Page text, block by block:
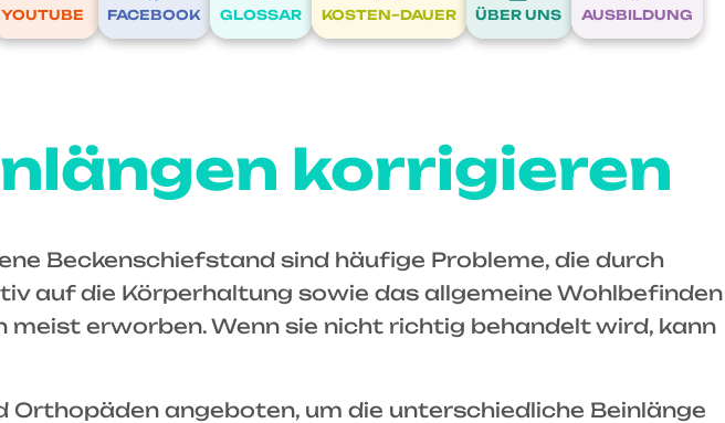
YOUTUBE FACEBOOK GLOSSAR KOSTEN–DAUER ÜBER UNS AUSBILDUNG
korrigieren
Beckenschiefstand sind häufige Probleme, die durch
auf die Körperhaltung sowie das allgemeine Wohlbefinden
erworben. Wenn sie nicht richtig behandelt wird, kann
angeboten, um die unterschiedliche Beinlänge